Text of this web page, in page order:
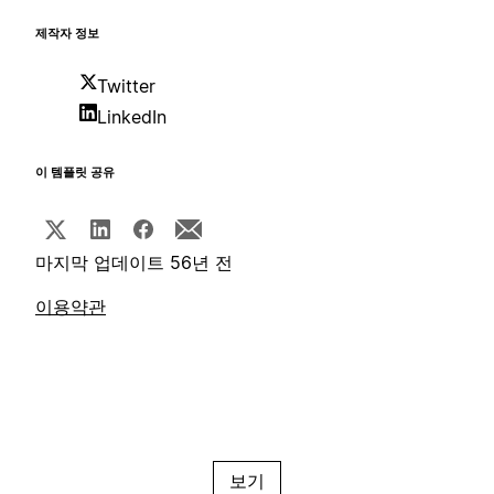
제작자 정보
Twitter
LinkedIn
이 템플릿 공유
마지막 업데이트 56년 전
이용약관
보기